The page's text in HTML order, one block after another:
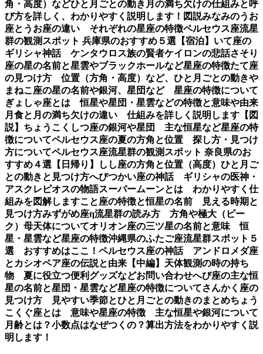
角・高度）などひと月ごとの動き 月の満ち欠けの仕組みと呼
び方を詳しく、わかりやすく説明します！図説みなみのうお
座とうお座の違い それぞれの星座の特徴ペルセウス座流星
群の観測スポット 兵庫県のおすすめ５選【宿泊】 いて座の
ギリシャ神話 ケンタウロス族の賢者ケイロンの悲話さそり
座の星の名前と星雲やブラックホールなど星座の特徴たて座
の見つけ方 位置（方角・高度）など、ひと月ごとの動きや
まねこ座の星の名前や銀河、星団など 星座の特徴について
ぎょしゃ座とは 恒星や星団・星雲などの特徴と意味や由来
月食と月の満ち欠けの違い 仕組みを詳しく説明します【図
説】 ちょうこくしつ座の銀河や星団 主な恒星など星座の特
徴についてペルセウス座の夏の方角と位置 探し方・見つけ
方についてペルセウス座流星群の観測スポット 奈良県のお
すすめ４選【日帰り】
しし座の方角と位置（高度）ひと月ご
との動きと見つけ方へびつかい座の神話 ギリシャの医神・
アスクレピオスの物語スーパームーンとは わかりやすく仕
組みを図解しますこと座の特徴と恒星の名前 見える時期と
見つけ方みずがめ座η流星群の読み方 方角や極大（ピー
ク）母天体についてオリオン座の三ツ星の名前と意味 恒
星・星雲など星座の特徴沖縄県のふたご座流星群スポット５
選 おすすめはここ！ ペルセウス座の神話 アンドロメダ座
とカシオペア座の伝説と由来【中編】 天体観測の時の持ち
物 夏に役立つ便利グッズなどお問い合わせへび座の主な恒
星の名前と星団・星雲など星座の特徴についてさんかく座の
見つけ方 見やすい季節とひと月ごとの動きのまとめちょう
こくぐ座とは 意味や星座の特徴 主な恒星や銀河について
月齢とは？小数点はなぜつくの？算出方法をわかりやすく説
明します！